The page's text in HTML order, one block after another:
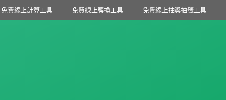
免費線上計算工具 免費線上轉換工具 免費線上抽獎抽籤工具